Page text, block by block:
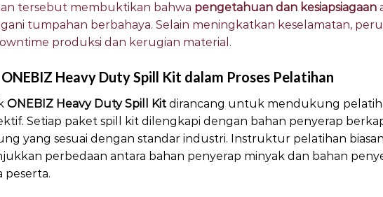
tersebut membuktikan bahwa pengetahuan dan kesiapsiagaan
tumpahan berbahaya. Selain meningkatkan keselamatan,
produksi dan kerugian material.
Heavy Duty Spill Kit dalam Proses Pelatihan
ONEBIZ Heavy Duty Spill Kit dirancang untuk mendukung
Setiap paket spill kit dilengkapi dengan bahan penyerap
yang sesuai dengan standar industri. Instruktur pelatihan
perbedaan antara bahan penyerap minyak dan bahan
peserta.